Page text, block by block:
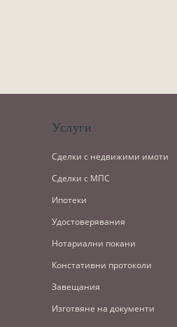
Услуги
Сделки с недвижими имоти
Сделки с МПС
Ипотеки
Удостоверявания
Нотариални покани
Констативни протоколи
Завещания
Изготвяне на документи